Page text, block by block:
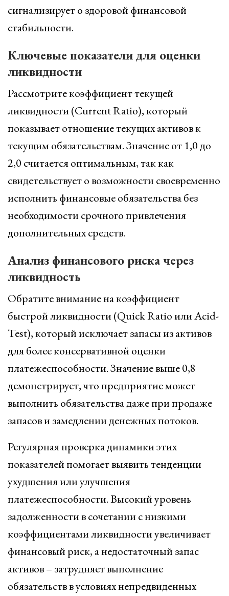
сигнализирует о здоровой финансовой
стабильности.
Ключевые показатели для оценки
ликвидности
Рассмотрите коэффициент текущей
ликвидности (Current Ratio), который
показывает отношение текущих активов к
текущим обязательствам. Значение от 1,0 до
2,0 считается оптимальным, так как
свидетельствует о возможности своевременно
исполнить финансовые обязательства без
необходимости срочного привлечения
дополнительных средств.
Анализ финансового риска через
ликвидность
Обратите внимание на коэффициент
быстрой ликвидности (Quick Ratio или Acid-
Test), который исключает запасы из активов
для более консервативной оценки
платежеспособности. Значение выше 0,8
демонстрирует, что предприятие может
выполнить обязательства даже при продаже
запасов и замедлении денежных потоков.
Регулярная проверка динамики этих
показателей помогает выявить тенденции
ухудшения или улучшения
платежеспособности. Высокий уровень
задолженности в сочетании с низкими
коэффициентами ликвидности увеличивает
финансовый риск, а недостаточный запас
активов – затрудняет выполнение
обязательств в условиях непредвиденных